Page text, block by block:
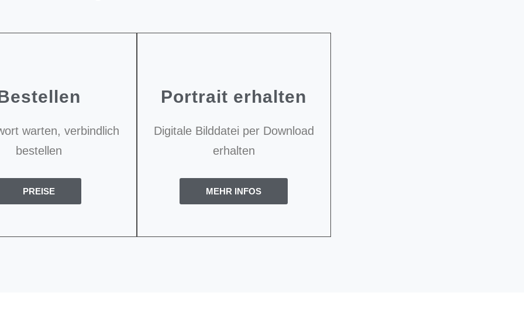
warten, verbindlich
bestellen
PREISE
Portrait erhalten
Digitale Bilddatei per Download
erhalten
MEHR INFOS